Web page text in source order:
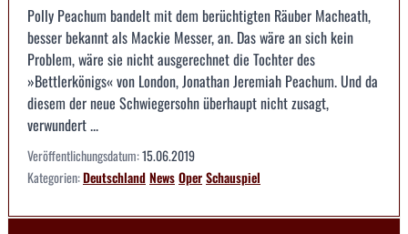
Polly Peachum bandelt mit dem berüchtigten Räuber Macheath,
besser bekannt als Mackie Messer, an. Das wäre an sich kein
Problem, wäre sie nicht ausgerechnet die Tochter des
»Bettlerkönigs« von London, Jonathan Jeremiah Peachum. Und da
diesem der neue Schwiegersohn überhaupt nicht zusagt,
verwundert ...
Veröffentlichungsdatum:15.06.2019
Kategorien:DeutschlandNewsOperSchauspiel